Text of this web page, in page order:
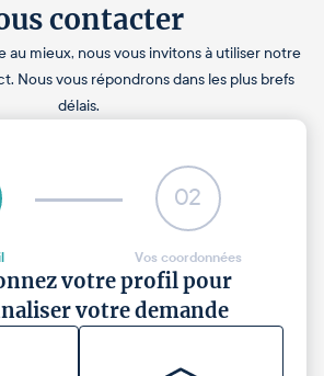
contacter
au mieux, nous vous invitons à utiliser notre
Nous vous répondrons dans les plus brefs
délais.
02
Vos coordonnées
votre profil pour
votre demande